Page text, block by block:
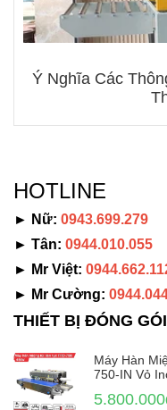
Ý Nghĩa Các
HOTLINE
► Nữ: 0943.699.279
► Tân: 0944.010.055
► Mr Việt:
► Mr Cường:
THIẾT BỊ ĐÓNG GÓI
Máy Hàn
750-IN Vỏ